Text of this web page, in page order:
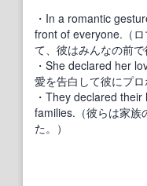
・In a romantic
front of everyone.（
て、彼はみんなの前
・She declared her
愛を告白して彼にプロ
・They declared
families.（彼らは家族
た。）